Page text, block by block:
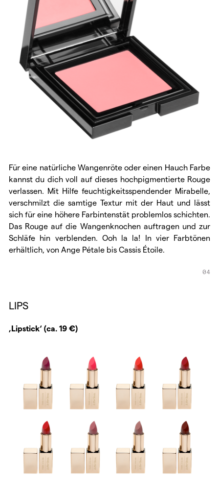
Für eine natürliche Wangenröte oder einen Hauch Farbe
kannst du dich voll auf dieses hochpigmentierte Rouge
verlassen. Mit Hilfe feuchtigkeitsspendender Mirabelle,
verschmilzt die samtige Textur mit der Haut und lässt
sich für eine höhere Farbintenstät problemlos schichten.
Das Rouge auf die Wangenknochen auftragen und zur
Schläfe hin verblenden. Ooh la la! In vier Farbtönen
erhältlich, von Ange Pétale bis Cassis Étoile.
04
LIPS
‚Lipstick‘ (ca. 19 €)